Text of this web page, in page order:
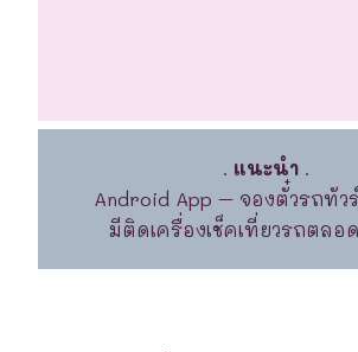
. แนะนำ.
Android App – จองตั๋วรถทัว
มีติดเครื่องเช็คเที่ยวรถตลอ